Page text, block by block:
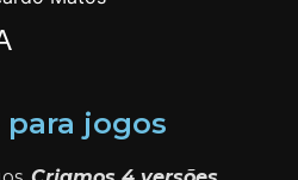
jogos